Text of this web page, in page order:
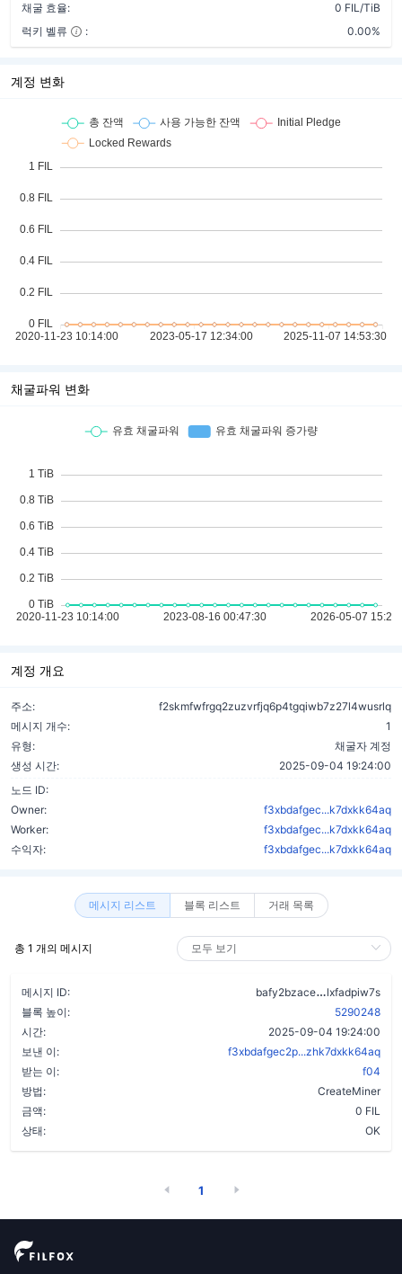
채굴 효율:
0 FIL/TiB
럭키 벨류
: 0.00%
계정 변화
채굴파워 변화
계정 개요
주소:
f2skmfwfrgq2zuzvrfjq6p4tgqiwb7z27l4wusrlq
메시지 개수:
1
유형:
채굴자 계정
생성 시간:
2025-09-04 19:24:00
노드 ID:
Owner:
f3xbdafgec...k7dxkk64aq
Worker:
f3xbdafgec...k7dxkk64aq
수익자:
f3xbdafgec...k7dxkk64aq
메시지 리스트 블록 리스트 거래 목록
총 1 개의 메시지
메시지 ID: bafy2bzace
lxfadpiw7s
블록 높이:
5290248
시간:
2025-09-04 19:24:00
보낸 이:
f3xbdafgec2p...zhk7dxkk64aq
받는 이:
f04
방법:
CreateMiner
금액:
0 FIL
상태:
OK
1